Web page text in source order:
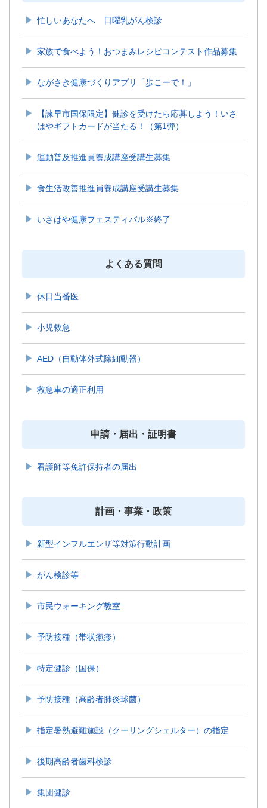
忙しいあなたへ 日曜乳がん検診
家族で食べよう！おつまみレシピコンテスト作品募集
ながさき健康づくりアプリ「歩こーで！」
【諫早市国保限定】健診を受けたら応募しよう！いさ
はやギフトカードが当たる！（第1弾）
運動普及推進員養成講座受講生募集
食生活改善推進員養成講座受講生募集
いさはや健康フェスティバル※終了
よくある質問
休日当番医
小児救急
AED（自動体外式除細動器）
救急車の適正利用
申請・届出・証明書
看護師等免許保持者の届出
計画・事業・政策
新型インフルエンザ等対策行動計画
がん検診等
市民ウォーキング教室
予防接種（帯状疱疹）
特定健診（国保）
予防接種（高齢者肺炎球菌）
指定暑熱避難施設（クーリングシェルター）の指定
後期高齢者歯科検診
集団健診